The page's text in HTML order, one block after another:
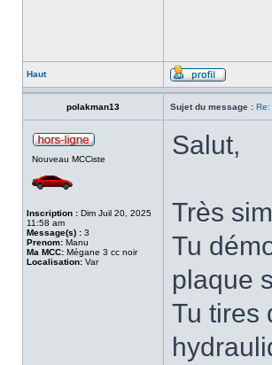
Haut
polakman13 Sujet du message : Re:
Nouveau MCCiste
Inscription : Dim Juil 20, 2025
11:58 am
Message(s) : 3
Prenom: Manu
Ma MCC: Mégane 3 cc noir
Localisation: Var
Salut,
Très
Tu
plaque
Tu tires